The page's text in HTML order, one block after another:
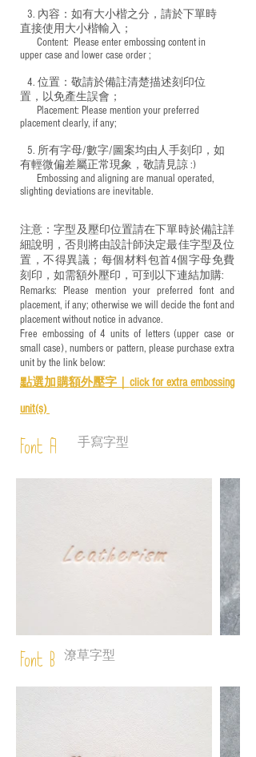
3. 內容：如有大小楷之分，請於下單時
直接使用大小楷輸入；
​ Content: Please enter embossing content in
upper case and lower case order ;
4. 位置：敬請於備註清楚描述刻印位
置，以免產生誤會；
​ Placement: Please mention your preferred
placement clearly, if any;
5. 所有字母/數字/圖案均由人手刻印，如
有輕微偏差屬正常現象，敬請見諒 :)
​ Embossing and aligning are manual operated,
slighting deviations are inevitable.
注意：字型及壓印位置請在下單時於備註詳
細說明，否則將由設計師決定最佳字型及位
置，不得異議；每個材料包首4個字母免費
刻印，如需額外壓印，可到以下連結加購:
Remarks: Please mention your preferred font and
placement, if any; otherwise we will decide the font and
placement without notice in advance.
Free embossing of 4 units of letters (upper case or
small case), numbers or pattern, please purchase extra
unit by the link below:
點選加購額外壓字｜ click for extra embossing
unit(s)
Font A 手寫字型
Font B 潦草字型